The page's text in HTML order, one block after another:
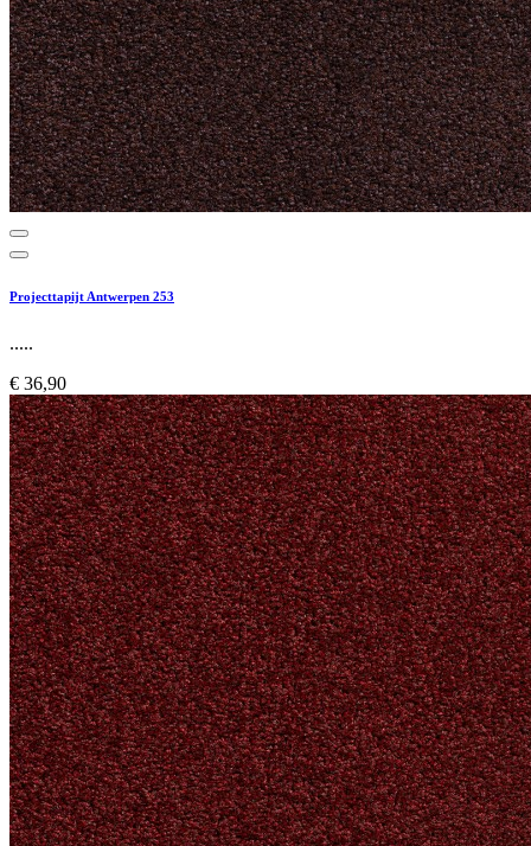
Projecttapijt Antwerpen 253
.....
€ 36,90